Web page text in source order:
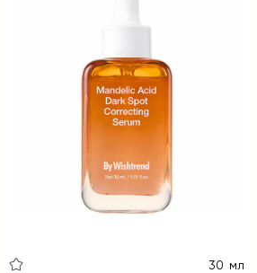
30 мл